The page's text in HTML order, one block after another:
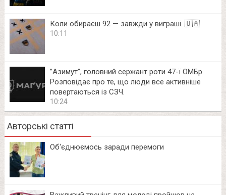
Коли обираєш 92 — завжди у виграші. 🇺🇦
10:11
⁨”Азимут”, головний сержант роти 47-ї ОМБр.
Розповідає про те, що люди все активніше
повертаються із СЗЧ.
10:24
Авторські статті
Об‘єднюємось заради перемоги